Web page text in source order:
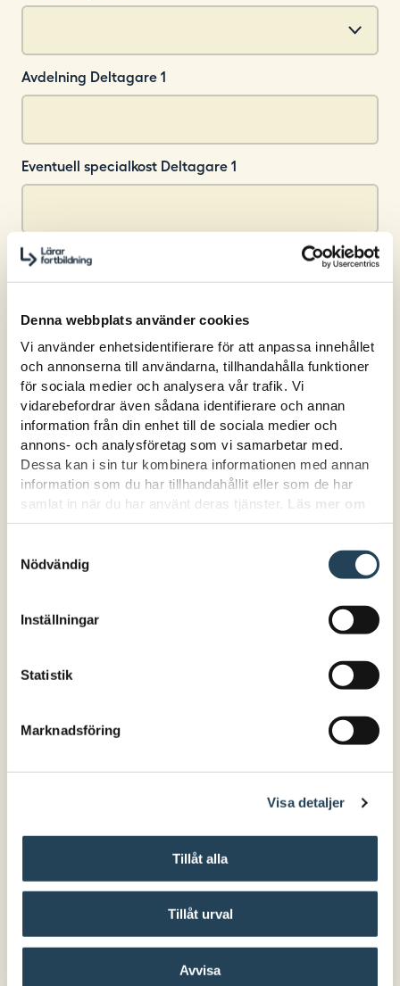
Denna webbplats använder cookies
Vi använder enhetsidentifierare för att anpassa innehållet
och annonserna till användarna, tillhandahålla funktioner
för sociala medier och analysera vår trafik. Vi
vidarebefordrar även sådana identifierare och annan
information från din enhet till de sociala medier och
annons- och analysföretag som vi samarbetar med.
Dessa kan i sin tur kombinera informationen med annan
information som du har tillhandahållit eller som de har
samlat in när du har använt deras tjänster. Läs mer om
hur vi hanterar cookies här.
Nödvändig
Inställningar
Statistik
Marknadsföring
Visa detaljer
Tillåt alla
Tillåt urval
Avvisa
Avdelning Deltagare 1
Eventuell specialkost Deltagare 1
Hur vill du bli fakturerad?
Faktura
PDF-faktura
E-faktura
Betalande organisation eller kommun*
Kostnadsställe*
Betalningsreferens
Postort*